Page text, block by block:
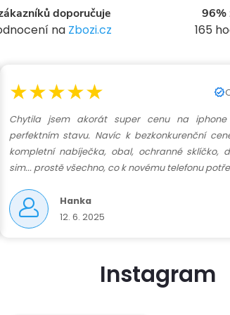
doporučuje
na Zbozi.cz
96%
165
★★★★★
Chytila jsem akorát super cenu na
perfektním stavu. Navíc k bezkonkurenční
kompletní nabíječka, obal, ochranné sklíčko,
sim... prostě všechno, co k novému telefonu
Hanka
12. 6. 2025
Instagram